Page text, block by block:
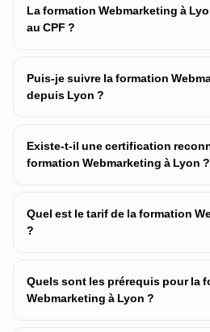
La formation Webmarketing à
au CPF ?
Puis-je suivre la formation
depuis Lyon ?
Existe-t-il une certification
formation Webmarketing à Lyon ?
Quel est le tarif de la formation
?
Quels sont les prérequis pour la
Webmarketing à Lyon ?